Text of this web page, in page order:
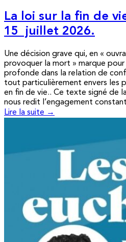
La loi sur la fin de
15 juillet 2026.
Une décision grave qui, en «
provoquer la mort » marque
profonde dans la relation de
tout particulièrement envers les
en fin de vie.. Ce texte signé de
nous redit l’engagement
Lire la suite →